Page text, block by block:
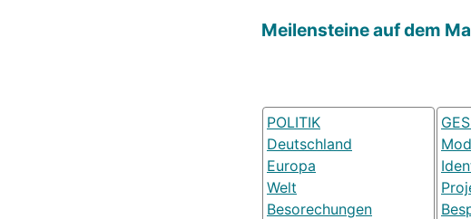
Meilensteine auf dem
POLITIK
Deutschland
Europa
Welt
Besorechungen